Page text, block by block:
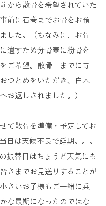
から散骨を希望されていた
前に石巻までお骨をお預
した。（ちなみに、お骨
遺すため分骨壺に粉骨を
ご希望。散骨日までに寺
つとめをいただき、白木
お返しされました。）
て散骨を準備・予定してお
日は天候不良で延期。。。
振替日はちょうど天気にも
さまでお見送りすることが
さいお子様もご一緒に乗
な最期になったのではな